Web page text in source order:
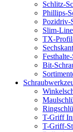
Schlitz-
Phillips-
Pozidriv-
Slim-
TX-
Bit-
T-Griff
T-Griff-